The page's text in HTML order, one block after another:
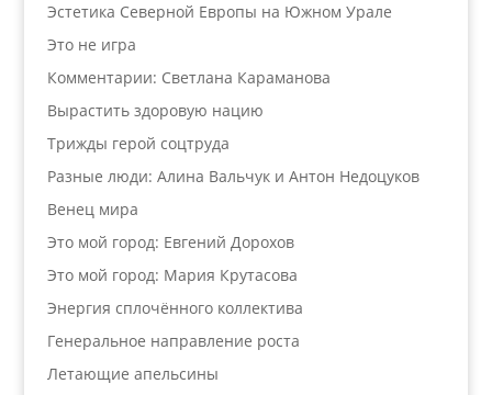
Эстетика Северной Европы на Южном Урале
Это не игра
Комментарии: Светлана Караманова
Вырастить здоровую нацию
Трижды герой соцтруда
Разные люди: Алина Вальчук и Антон Недоцуков
Венец мира
Это мой город: Евгений Дорохов
Это мой город: Мария Крутасова
Энергия сплочённого коллектива
Генеральное направление роста
Летающие апельсины